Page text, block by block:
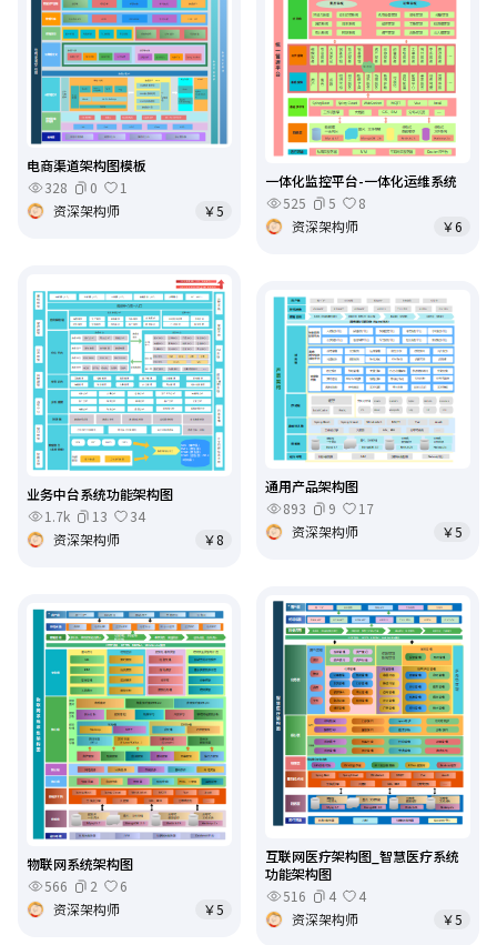
一体化监控平台-一体化运维系统
525
5
8
资深架构师
￥6
电商渠道架构图模板
328
0
1
资深架构师
￥5
业务中台系统功能架构图
1.7k
13
34
资深架构师
￥8
通用产品架构图
893
9
17
资深架构师
￥5
互联网医疗架构图_智慧医疗系统
功能架构图
516
4
4
资深架构师
￥5
物联网系统架构图
566
2
6
资深架构师
￥5